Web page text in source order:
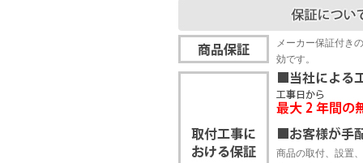
メーカー保証付き
効です。
商品の取付、設置